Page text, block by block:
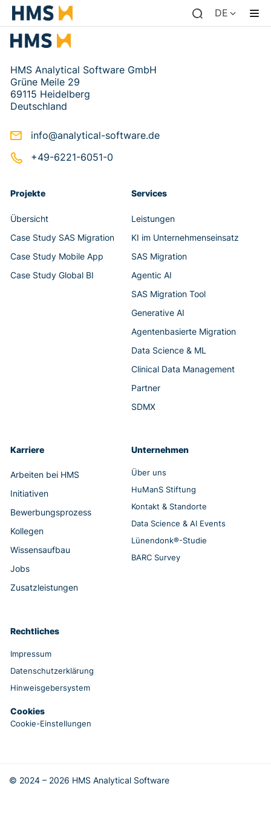
DE
HMS Analytical Software GmbH
Grüne Meile 29
69115 Heidelberg
Deutschland
info@analytical-software.de
+49-6221-6051-0
Projekte
Übersicht
Case Study SAS Migration
Case Study Mobile App
Case Study Global BI
Services
Leistungen
KI im Unternehmenseinsatz
SAS Migration
Agentic AI
SAS Migration Tool
Generative AI
Agentenbasierte Migration
Data Science & ML
Clinical Data Management
Partner
SDMX
Karriere
Arbeiten bei HMS
Initiativen
Bewerbungsprozess
Kollegen
Wissensaufbau
Jobs
Zusatzleistungen
Unternehmen
Über uns
HuManS Stiftung
Kontakt & Standorte
Data Science & AI Events
Lünendonk®-Studie
BARC Survey
Rechtliches
Impressum
Datenschutzerklärung
Hinweisgebersystem
Cookies
Cookie-Einstellungen
© 2024 – 2026 HMS Analytical Software